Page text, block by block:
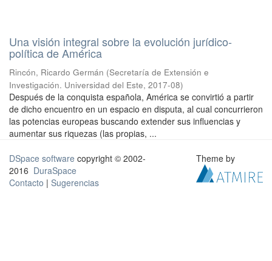
Una visión integral sobre la evolución jurídico-
política de América
Rincón, Ricardo Germán (Secretaría de Extensión e
Investigación. Universidad del Este, 2017-08)
Después de la conquista española, América se convirtió a partir
de dicho encuentro en un espacio en disputa, al cual concurrieron
las potencias europeas buscando extender sus influencias y
aumentar sus riquezas (las propias, ...
DSpace software copyright © 2002-
2016 DuraSpace
Contacto | Sugerencias
Theme by